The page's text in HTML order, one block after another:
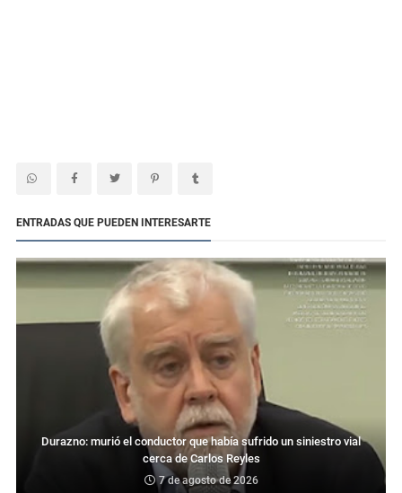
ENTRADAS QUE PUEDEN INTERESARTE
Durazno: murió el conductor que había sufrido un siniestro vial
cerca de Carlos Reyles
7 de agosto de 2026